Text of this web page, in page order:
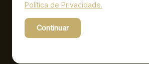
Política de Privacidade.
Continuar